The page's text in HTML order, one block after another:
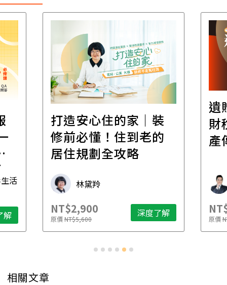
活
解
打造安心住的家｜裝
修前必懂！住到老的
居住規劃全攻略
林黛羚
NT$2,900
原價NT$5,600 深度了解
遺
財
產
原價
相關文章